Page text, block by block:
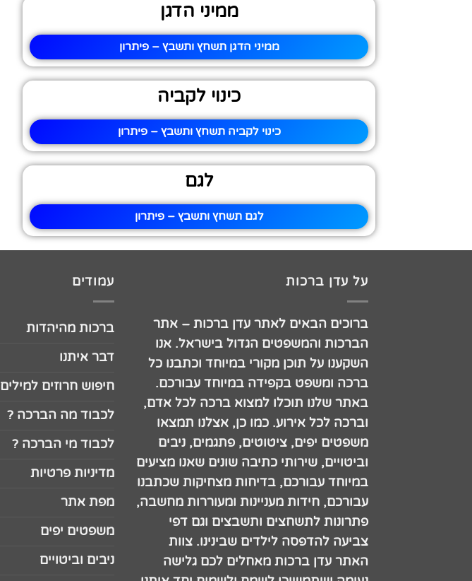
ממיני הדגן
ממיני הדגן תשחץ ותשבץ – פיתרון
כינוי לקביה
כינוי לקביה תשחץ ותשבץ – פיתרון
לגם
לגם תשחץ ותשבץ – פיתרון
על עדן ברכות
ברוכים הבאים לאתר עדן ברכות – אתר
הברכות והמשפטים הגדול בישראל. אנו
השקענו על תוכן מקורי במיוחד וכתבנו כל
ברכה ומשפט בקפידה במיוחד עבורכם.
באתר שלנו תוכלו למצוא ברכה לכל אדם,
וברכה לכל אירוע. כמו כן, אצלנו תמצאו
משפטים יפים, ציטוטים, פתגמים, ניבים
וביטויים, שירותי כתיבה שונים שאנו מציעים
במיוחד עבורכם, בדיחות מצחיקות שכתבנו
עבורכם, חידות מעניינות ומעוררות מחשבה,
פתרונות לתשחצים ותשבצים וגם דפי
צביעה להדפסה לילדים שבינינו. צוות
האתר עדן ברכות מאחלים לכם גלישה
עמודים
ברכות מהיהדות
דבר איתנו
חיפוש חרוזים למילים
לכבוד מה הברכה ?
לכבוד מי הברכה ?
מדיניות פרטיות
מפת אתר
משפטים יפים
ניבים וביטויים